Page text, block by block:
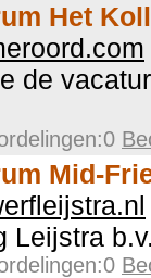
Het
de
Mid-
Leijstra